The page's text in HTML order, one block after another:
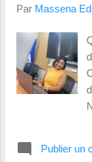
Par Massena
Publier un